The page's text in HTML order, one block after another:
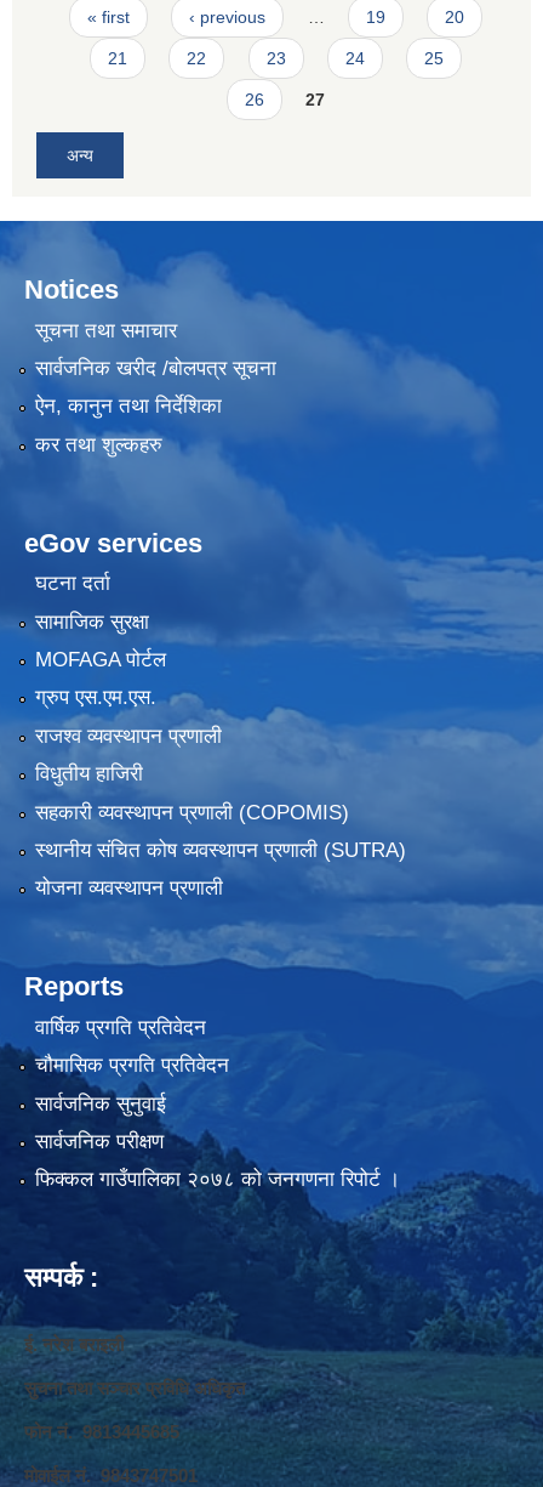
Pages
« first ‹ previous 19 20
21 22 23 24 25
26 27
अन्य
Notices
सूचना तथा समाचार
सार्वजनिक खरीद /बोलपत्र सूचना
ऐन, कानुन तथा निर्देशिका
कर तथा शुल्कहरु
eGov services
घटना दर्ता
सामाजिक सुरक्षा
MOFAGA पोर्टल
ग्रुप एस.एम.एस.
राजश्व व्यवस्थापन प्रणाली
विधुतीय हाजिरी
सहकारी व्यवस्थापन प्रणाली (COPOMIS)
स्थानीय संचित कोष व्यवस्थापन प्रणाली (SUTRA)
योजना व्यवस्थापन प्रणाली
Reports
वार्षिक प्रगति प्रतिवेदन
चौमासिक प्रगति प्रतिवेदन
सार्वजनिक सुनुवाई
सार्वजनिक परीक्षण
फिक्कल गाउँपालिका २०७८ को जनगणना रिपोर्ट ।
सम्पर्क :
ई. नरेश बराइली
सुचना तथा सञ्‍चार प्रविधि अधिकृत
फोन नं. 9813445685
मोवाईल नं. 9843747501